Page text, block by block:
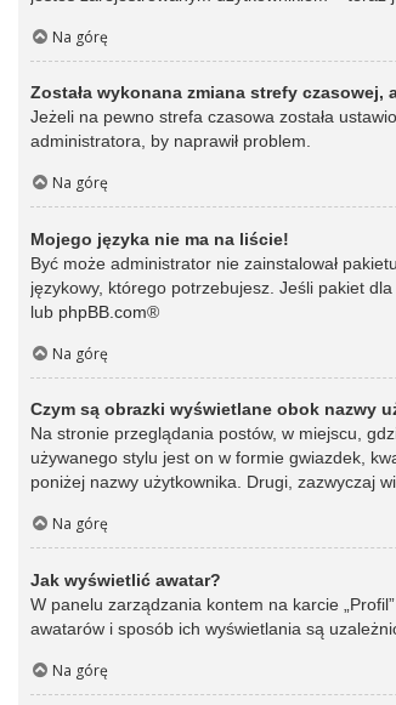
Na górę
Została wykonana zmiana strefy
Jeżeli na pewno strefa czasowa została
administratora, by naprawił problem.
Na górę
Mojego języka nie ma na liście!
Być może administrator nie zainstalował
językowy, którego potrzebujesz. Jeśli pakiet
lub phpBB.com®
Na górę
Czym są obrazki wyświetlane obok nazwy
Na stronie przeglądania postów, w miejscu,
używanego stylu jest on w formie gwiazdek,
poniżej nazwy użytkownika. Drugi, zazwyczaj
Na górę
Jak wyświetlić awatar?
W panelu zarządzania kontem na karcie
awatarów i sposób ich wyświetlania są
Na górę